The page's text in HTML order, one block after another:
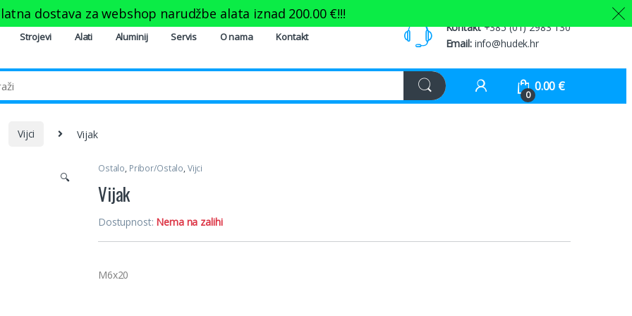
Strojevi Alati Aluminij Servis O nama Kontakt
Kontakt+385 (01) 2983 130
Email:info@hudek.hr
0
0.00 €
Vijci Vijak
🔍
Ostalo, Pribor/Ostalo, Vijci
Vijak
Dostupnost: Nema na zalihi
M6x20
dostava za webshop narudžbe alata iznad 200.00 €!!!